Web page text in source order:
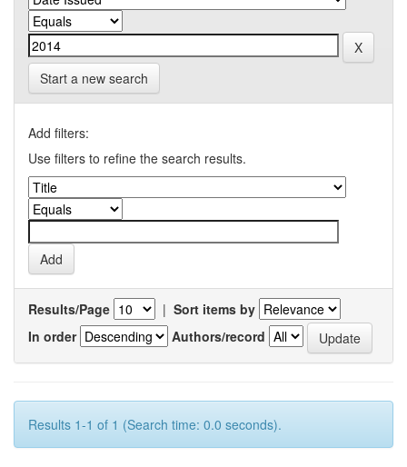
Start a new search
Add filters:
Use filters to refine the search results.
Results/Page | Sort items by
In order
Authors/record
Results 1-1 of 1 (Search time: 0.0 seconds).